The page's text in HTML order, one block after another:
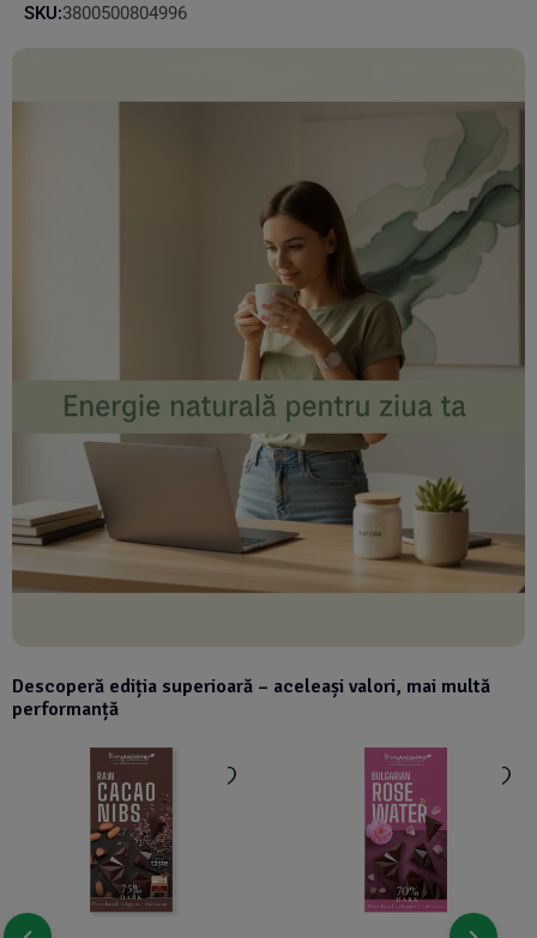
SKU:3800500804996
Descoperă ediția superioară – aceleași valori, mai multă
performanță